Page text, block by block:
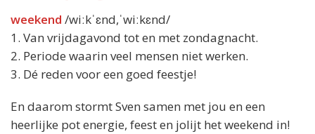
weekend /wiːkˈɛnd,ˈwiːkɛnd/
1. Van vrijdagavond tot en met zondagnacht.
2. Periode waarin veel mensen niet werken.
3. Dé reden voor een goed feestje!
En daarom stormt Sven samen met jou en een
heerlijke pot energie, feest en jolijt het weekend in!